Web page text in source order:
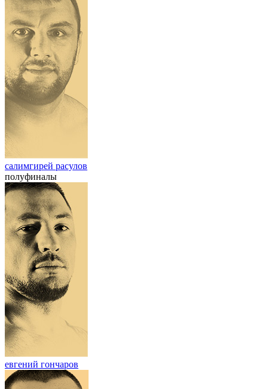
салимгирей расулов
полуфиналы
евгений гончаров